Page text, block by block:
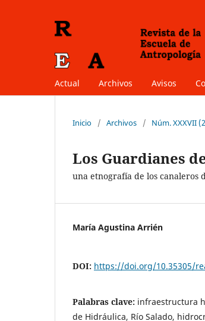
Actual Archivos Avisos
Inicio / Archivos / Núm. XXXVII
Los Guardianes
una etnografía de los canaleros
María Agustina Arrién
DOI: https://doi.org/10.35305/
Palabras clave: infraestructura
de Hidráulica, Río Salado,